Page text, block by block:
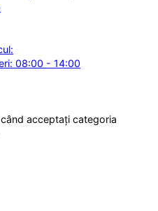
08:00 - 14:00
acceptați categoria